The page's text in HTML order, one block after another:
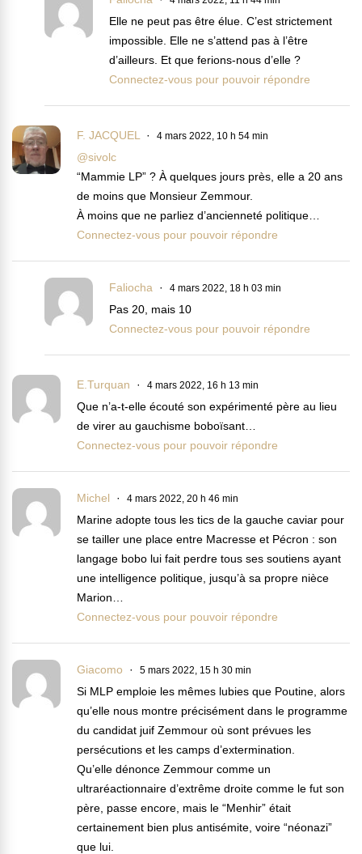
Elle ne peut pas être élue. C’est strictement
impossible. Elle ne s’attend pas à l’être
d’ailleurs. Et que ferions-nous d’elle ?
Connectez-vous pour pouvoir répondre
F. JACQUEL 4 mars 2022, 10 h 54 min
@sivolc
“Mammie LP” ? À quelques jours près, elle a 20 ans
de moins que Monsieur Zemmour.
À moins que ne parliez d’ancienneté politique…
Connectez-vous pour pouvoir répondre
Faliocha 4 mars 2022, 18 h 03 min
Pas 20, mais 10
Connectez-vous pour pouvoir répondre
E.Turquan 4 mars 2022, 16 h 13 min
Que n’a-t-elle écouté son expérimenté père au lieu
de virer au gauchisme boboïsant…
Connectez-vous pour pouvoir répondre
Michel 4 mars 2022, 20 h 46 min
Marine adopte tous les tics de la gauche caviar pour
se tailler une place entre Macresse et Pécron : son
langage bobo lui fait perdre tous ses soutiens ayant
une intelligence politique, jusqu’à sa propre nièce
Marion…
Connectez-vous pour pouvoir répondre
Giacomo 5 mars 2022, 15 h 30 min
Si MLP emploie les mêmes lubies que Poutine, alors
qu’elle nous montre précisément dans le programme
du candidat juif Zemmour où sont prévues les
persécutions et les camps d’extermination.
Qu’elle dénonce Zemmour comme un
ultraréactionnaire d’extrême droite comme le fut son
père, passe encore, mais le “Menhir” était
certainement bien plus antisémite, voire “néonazi”
que lui.